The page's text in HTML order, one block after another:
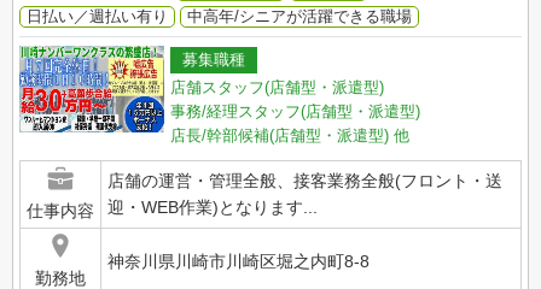
日払い／週払い有り
中高年/シニアが活躍できる職場
募集職種
店舗スタッフ(店舗型・派遣型)
事務/経理スタッフ(店舗型・派遣型)
店長/幹部候補(店舗型・派遣型) 他
仕事内容
店舗の運営・管理全般、接客業務全般(フロント・送
迎・WEB作業)となります...
勤務地
神奈川県川崎市川崎区堀之内町8-8